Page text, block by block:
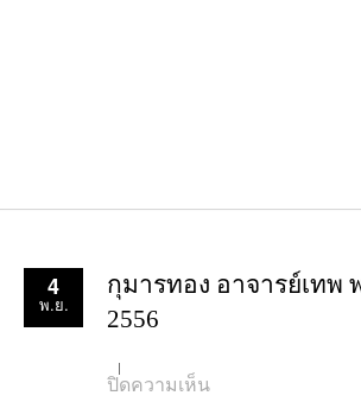
4
พ.ย.
กุมารทอง อาจารย์เทพ
2556
ปิดความเห็นบน